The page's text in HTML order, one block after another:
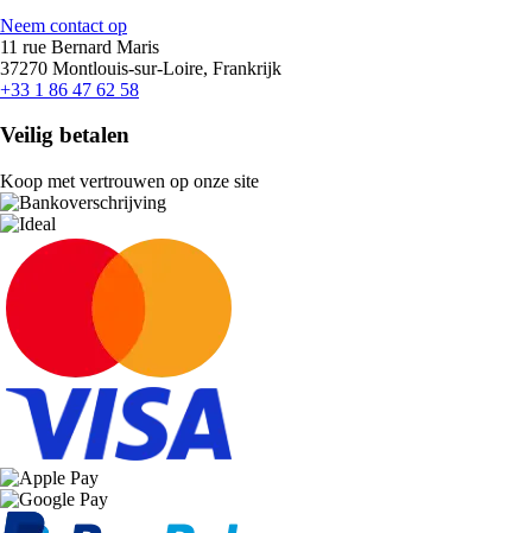
Neem contact op
11 rue Bernard Maris
37270 Montlouis-sur-Loire, Frankrijk
+33 1 86 47 62 58
Veilig betalen
Koop met vertrouwen op onze site